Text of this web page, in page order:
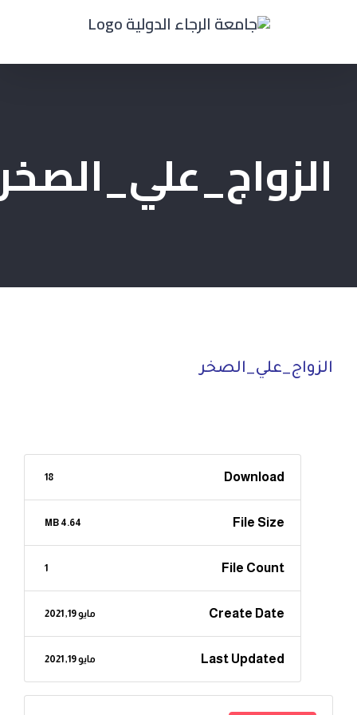
content
الزواج_علي_الصخر
Download
18
File Size
4.64 MB
File Count
1
Create Date مايو 19, 2021
Last Updated مايو 19, 2021